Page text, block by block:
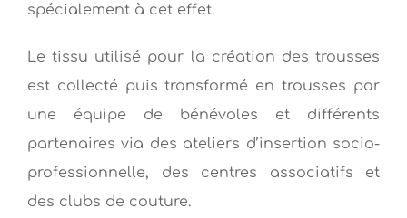
spécialement à cet effet.
Le tissu utilisé pour la création des trousses
est collecté puis transformé en trousses par
une équipe de bénévoles et différents
partenaires via des ateliers d’insertion socio-
professionnelle, des centres associatifs et
des clubs de couture.